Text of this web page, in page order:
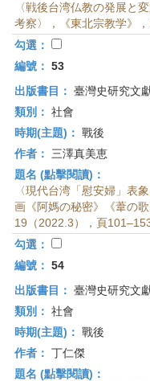
〈戦後台湾仏教の発展と
考察〉，《東北宗教学》
勾選：
編號： 53
出版書目： 臺灣史研究文
類別： 社會
時期(主題)： 戰後
作者：
三澤真美恵
題名 (點擊閱讀)：
〈現代台湾「慰安婦」表
画《阿媽の秘密》《葦の
19（2022.3），頁101–153
勾選：
編號： 54
出版書目： 臺灣史研究文
類別： 社會
時期(主題)： 戰後
作者： 丁仁傑
題名 (點擊閱讀)：